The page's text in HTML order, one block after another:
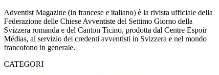
Adventist Magazine (in francese e italiano) è la rivista ufficiale della
Federazione delle Chiese Avventiste del Settimo Giorno della
Svizzera romanda e del Canton Ticino, prodotta dal Centre Espoir
Médias, al servizio dei credenti avventisti in Svizzera e nel mondo
francofono in generale.
CATEGORI